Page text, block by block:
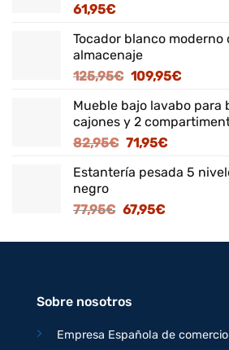
61,95€
Tocador blanco moderno
almacenaje
125,95€ El
original
era:
125,95€.
109,95€El
actual
es:
Mueble bajo lavabo para
cajones y 2
82,95€ El
original
82,95€.
71,95€El
actual
Estantería pesada 5
negro
77,95€ El
original
67,95€El
actual
Sobre nosotros
Empresa Española de